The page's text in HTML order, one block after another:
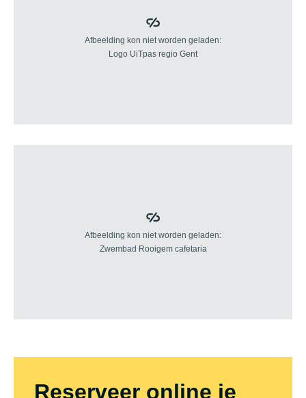
Reserveer online je